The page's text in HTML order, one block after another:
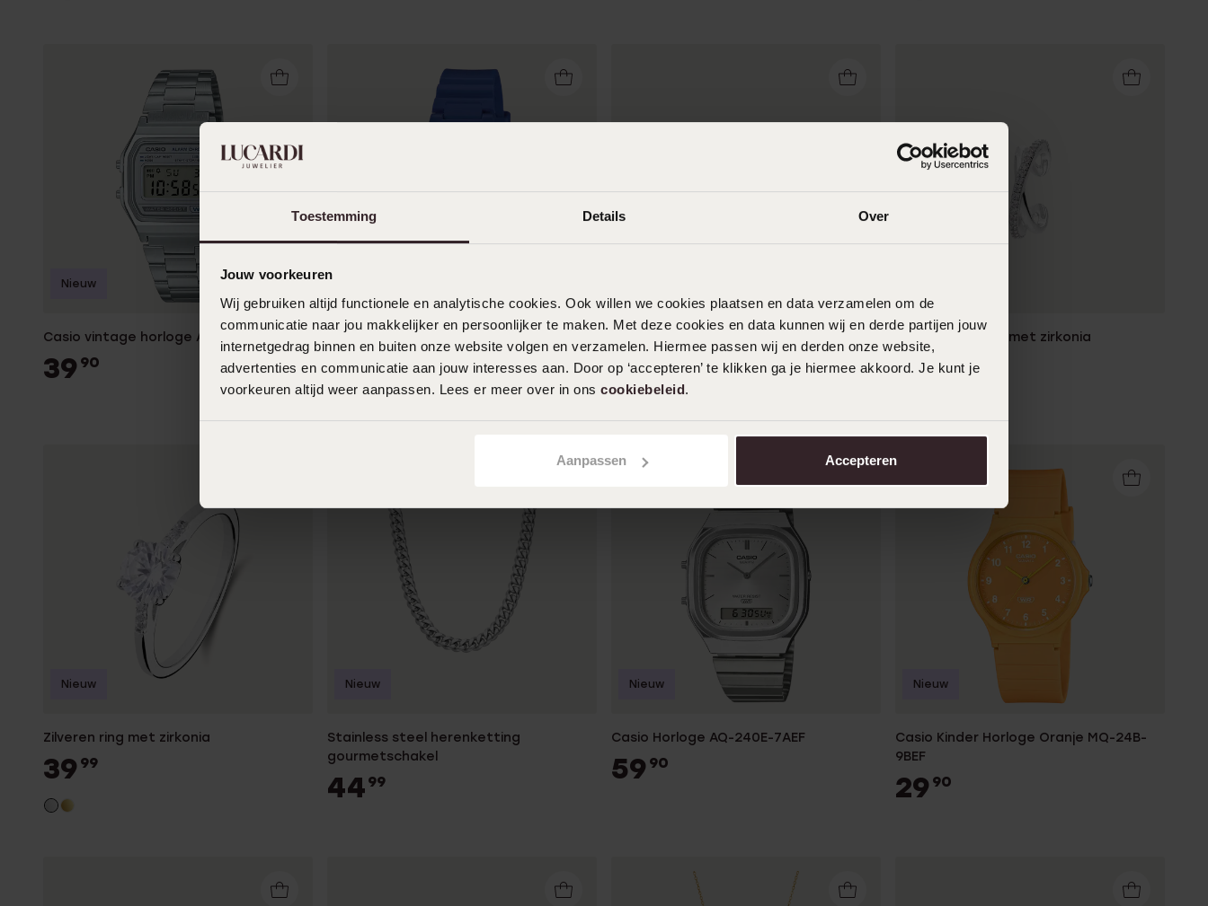
Toestemming Details Over
Jouw voorkeuren
Wij gebruiken altijd functionele en analytische cookies. Ook willen we cookies plaatsen en data verzamelen om de
communicatie naar jou makkelijker en persoonlijker te maken. Met deze cookies en data kunnen wij en derde partijen jouw
internetgedrag binnen en buiten onze website volgen en verzamelen. Hiermee passen wij en derden onze website,
advertenties en communicatie aan jouw interesses aan. Door op ‘accepteren’ te klikken ga je hiermee akkoord. Je kunt je
voorkeuren altijd weer aanpassen. Lees er meer over in ons cookiebeleid.
Aanpassen Accepteren
Casio vintage horloge A158WEA-7EF
39 90
Nieuw
Casio Digitaal Kinder Horloge Blauw LA-
20WH-2AEF
29
Stainless steel earcuff voor dames
899
Zilveren earcuff met zirkonia
2499
Zilveren ring met zirkonia
39 99
Nieuw
Stainless steel herenketting
gourmetschakel
44 99
Nieuw
Casio Horloge AQ-240E-7AEF
59 90
Nieuw
Casio Kinder Horloge Oranje MQ-24B-
9BEF
29 90
Nieuw